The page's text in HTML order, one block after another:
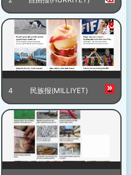
4 民族报(MILLIYET)